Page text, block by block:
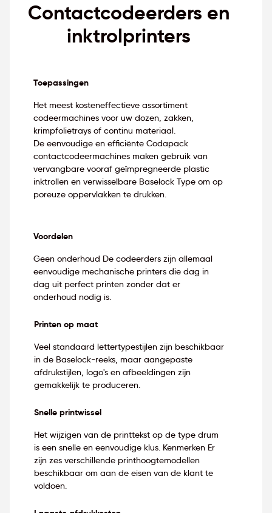
Contactcodeerders en
inktrolprinters
Toepassingen
Het meest kosteneffectieve assortiment
codeermachines voor uw dozen, zakken,
krimpfolietrays of continu materiaal.
De eenvoudige en efficiënte Codapack
contactcodeermachines maken gebruik van
vervangbare vooraf geïmpregneerde plastic
inktrollen en verwisselbare Baselock Type om op
poreuze oppervlakken te drukken.
Voordelen
Geen onderhoud De codeerders zijn allemaal
eenvoudige mechanische printers die dag in
dag uit perfect printen zonder dat er
onderhoud nodig is.
Printen op maat
Veel standaard lettertypestijlen zijn beschikbaar
in de Baselock-reeks, maar aangepaste
afdrukstijlen, logo's en afbeeldingen zijn
gemakkelijk te produceren.
Snelle printwissel
Het wijzigen van de printtekst op de type drum
is een snelle en eenvoudige klus. Kenmerken Er
zijn zes verschillende printhoogtemodellen
beschikbaar om aan de eisen van de klant te
voldoen.